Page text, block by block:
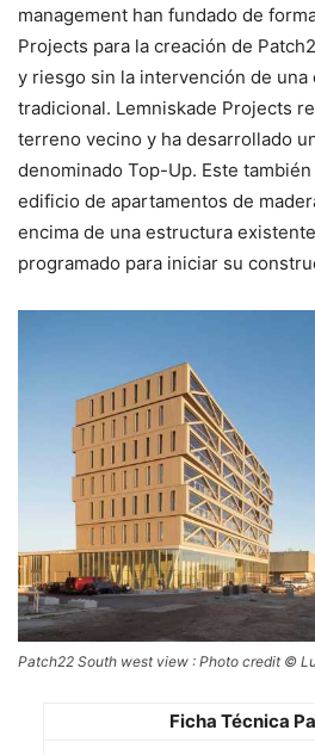
management han fundado de
Projects para la creación de
y riesgo sin la intervención de
tradicional. Lemniskade Projects
terreno vecino y ha desarrollado
denominado Top-Up. Este
edificio de apartamentos de
encima de una estructura
programado para iniciar su
Patch22 South west view : Photo credit ©
Ficha Técnica